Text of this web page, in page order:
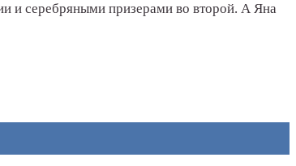
и серебряными призерами во второй. А Яна